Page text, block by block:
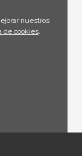
nuestros
de cookies.